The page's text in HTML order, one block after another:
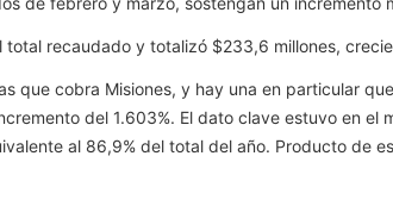
recaudado y totalizó $233,6 millones,
que cobra Misiones, y hay una en particular
del 1.603%. El dato clave estuvo en
al 86,9% del total del año. Producto de